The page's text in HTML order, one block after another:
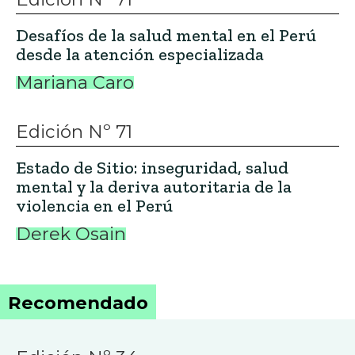
Desafíos de la salud mental en el Perú
desde la atención especializada
Mariana Caro
Edición Nº 71
Estado de Sitio: inseguridad, salud
mental y la deriva autoritaria de la
violencia en el Perú
Derek Osain
Recomendado